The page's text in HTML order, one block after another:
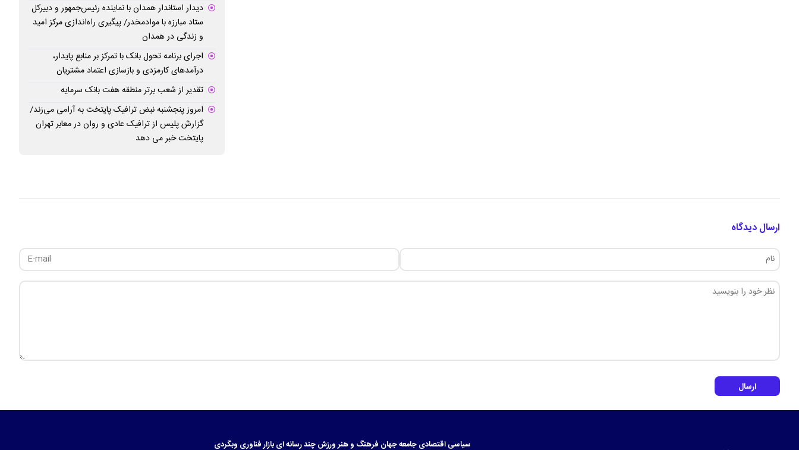
دیدار استاندار همدان با نماینده رئیس‌جمهور و دبیرکل
ستاد مبارزه با موادمخدر/ پیگیری راه‌اندازی مرکز امید
و زندگی در همدان
اجرای برنامه تحول بانک با تمرکز بر منابع پایدار،
درآمدهای کارمزدی و بازسازی اعتماد مشتریان
تقدیر از شعب برتر منطقه هفت بانک سرمایه
امروز پنجشنبه نبض ترافیک پایتخت به آرامی می‌زند/
گزارش پلیس از ترافیک عادی و روان در معابر تهران
پایتخت خبر می دهد
ارسال دیدگاه
ارسال
سیاسیاقتصادیجامعهجهان فرهنگ و هنرورزشچند رسانه ایبازارفناوری وبگردی